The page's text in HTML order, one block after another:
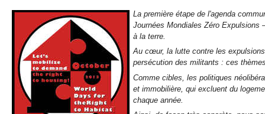
La première étape de l'agenda
Journées Mondiales Zéro Expulsions
à la terre.
Au cœur, la lutte contre les
persécution des militants : ces
Comme cibles, les politiques
et immobilière, qui excluent du
chaque année.